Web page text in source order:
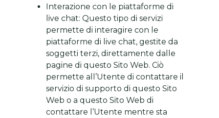
Interazione con le piattaforme di
live chat: Questo tipo di servizi
permette di interagire con le
piattaforme di live chat, gestite da
soggetti terzi, direttamente dalle
pagine di questo Sito Web. Ciò
permette all’Utente di contattare il
servizio di supporto di questo Sito
Web o a questo Sito Web di
contattare l’Utente mentre sta